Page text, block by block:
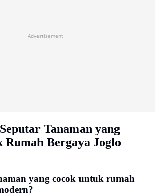
Advertisement
Tanaman yang
Rumah Bergaya Joglo
yang cocok untuk rumah